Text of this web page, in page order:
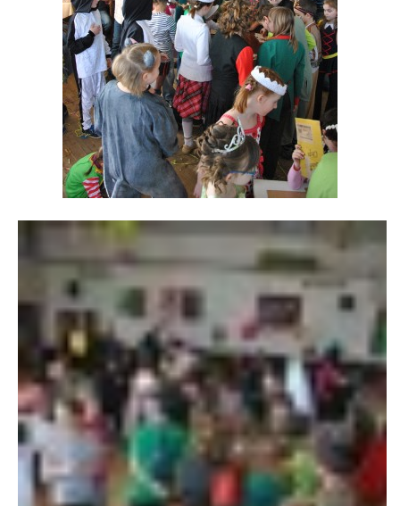
VÝSLEDKY 19. ROČNÍKU LICOMĚLICKÉHO FICHTLCUPU
BRIGÁDY
SEZNAM ČLENŮ SDH
LETNÍ AREÁL U NÁDRŽKY
HISTORIE
VAROVÁNÍ OBYVATELSTVA
HASIČSKÉ DESATERO